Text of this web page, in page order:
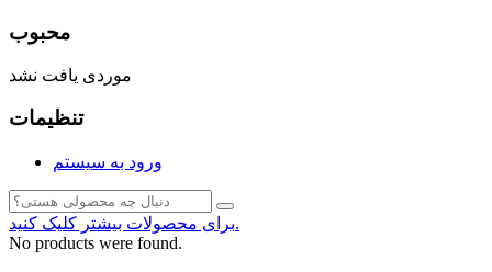
محبوب
موردی یافت نشد
تنظیمات
ورود به سیستم
برای محصولات بیشتر کلیک کنید.
No products were found.